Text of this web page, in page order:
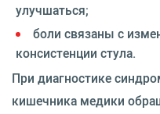
улучшаться;
боли связаны с
консистенции стула.
При диагностике
кишечника медики